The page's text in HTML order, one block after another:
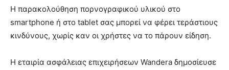
Η παρακολούθηση πορνογραφικού υλικού στο
smartphone ή στο tablet σας μπορεί να φέρει τεράστιους
κινδύνους, χωρίς καν οι χρήστες να το πάρουν είδηση.
Η εταιρία ασφάλειας επιχειρήσεων Wandera δημοσίευσε